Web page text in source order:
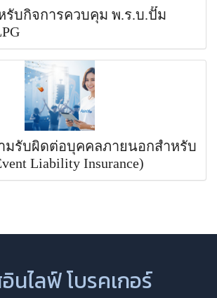
รับกิจการควบคุม พ.ร.บ.ปั๊ม
มรับผิดต่อบุคคลภายนอกสำหรับ
Liability Insurance)
นไลฟ์ โบรคเกอร์